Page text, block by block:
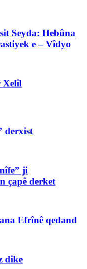
Seyda: Hebûna
e – Vîdyo
Xelîl
derxist
ji
çapê derket
Efrînê qedand
dike